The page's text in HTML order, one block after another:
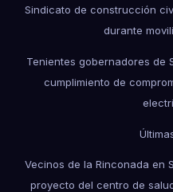
Sindicato de construcción
durante
Tenientes gobernadores de
cumplimiento de
Vecinos de la Rinconada en
proyecto del centro de